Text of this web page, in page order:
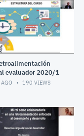
evaluador 2020/1
190 VIEWS